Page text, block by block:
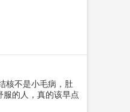
核不是小毛病，肚
服的人，真的该早点